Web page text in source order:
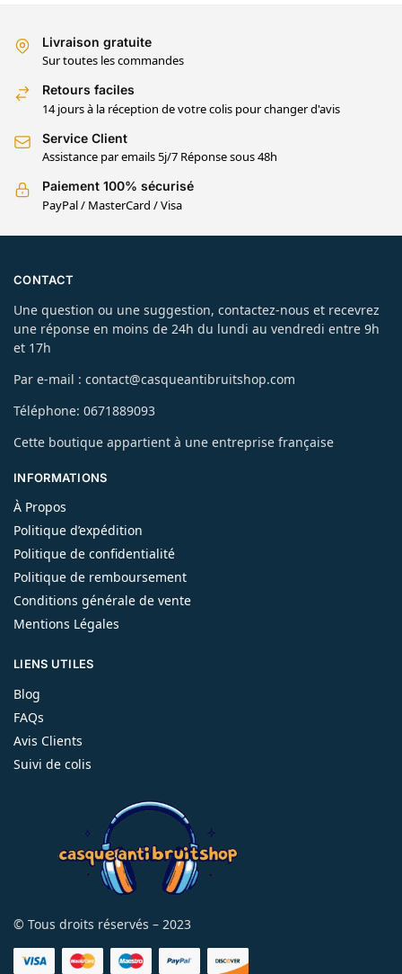
Livraison gratuite
Sur toutes les commandes
Retours faciles
14 jours à la réception de votre colis pour changer d'avis
Service Client
Assistance par emails 5j/7 Réponse sous 48h
Paiement 100% sécurisé
PayPal / MasterCard / Visa
CONTACT
Une question ou une suggestion, contactez-nous et recevrez
une réponse en moins de 24h du lundi au vendredi entre 9h
et 17h
Par e-mail : contact@casqueantibruitshop.com
Téléphone: 0671889093
Cette boutique appartient à une entreprise française
INFORMATIONS
À Propos
Politique d’expédition
Politique de confidentialité
Politique de remboursement
Conditions générale de vente
Mentions Légales
LIENS UTILES
Blog
FAQs
Avis Clients
Suivi de colis
© Tous droits réservés – 2023